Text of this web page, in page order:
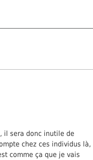
il sera donc inutile de
chez ces individus là,
comme ça que je vais